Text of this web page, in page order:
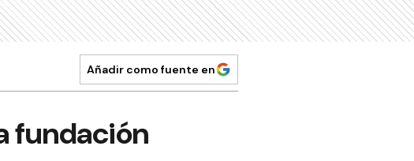
Añadir como fuente en
fundación